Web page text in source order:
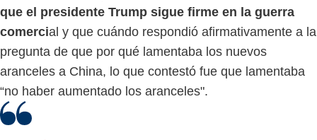
que el presidente Trump sigue firme en la guerra
comercial y que cuándo respondió afirmativamente a la
pregunta de que por qué lamentaba los nuevos
aranceles a China, lo que contestó fue que lamentaba
“no haber aumentado los aranceles".